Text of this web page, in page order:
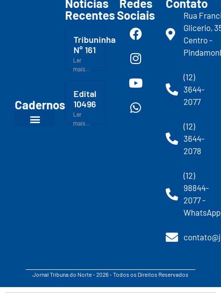
Cadernos
Notícias
Recentes
Tribuninha
N° 161
Ler
mais...
Edital
10496
Ler
mais...
Redes
Sociais
Contato
Rua
Glicerio,
Centro -
(12)
3644-
2077
(12)
3644-
2078
(12)
98844-
2077 -
WhatsApp
Jornal Tribuna do Norte - 2026 - Todos os Direitos Reservados